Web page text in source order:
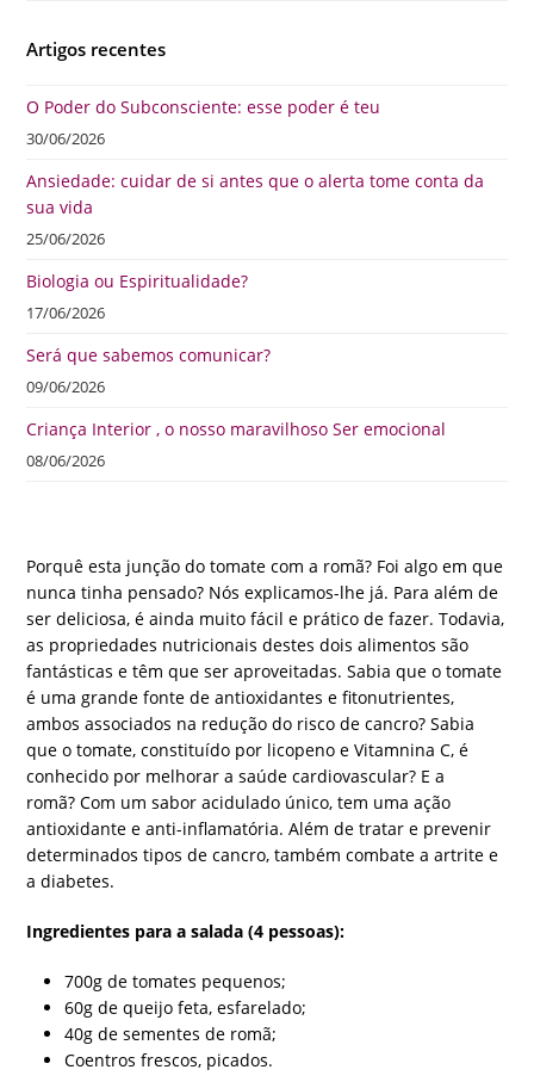
Artigos recentes
O Poder do Subconsciente: esse poder é teu
30/06/2026
Ansiedade: cuidar de si antes que o alerta tome conta da
sua vida
25/06/2026
Biologia ou Espiritualidade?
17/06/2026
Será que sabemos comunicar?
09/06/2026
Criança Interior , o nosso maravilhoso Ser emocional
08/06/2026
Porquê esta junção do tomate com a romã? Foi algo em que
nunca tinha pensado? Nós explicamos-lhe já. Para além de
ser deliciosa, é ainda muito fácil e prático de fazer. Todavia,
as propriedades nutricionais destes dois alimentos são
fantásticas e têm que ser aproveitadas. Sabia que o tomate
é uma grande fonte de antioxidantes e fitonutrientes,
ambos associados na redução do risco de cancro? Sabia
que o tomate, constituído por licopeno e Vitamnina C, é
conhecido por melhorar a saúde cardiovascular? E a
romã? Com um sabor acidulado único, tem uma ação
antioxidante e anti-inflamatória. Além de tratar e prevenir
determinados tipos de cancro, também combate a artrite e
a diabetes.
Ingredientes para a salada (4 pessoas):
700g de tomates pequenos;
60g de queijo feta, esfarelado;
40g de sementes de romã;
Coentros frescos, picados.